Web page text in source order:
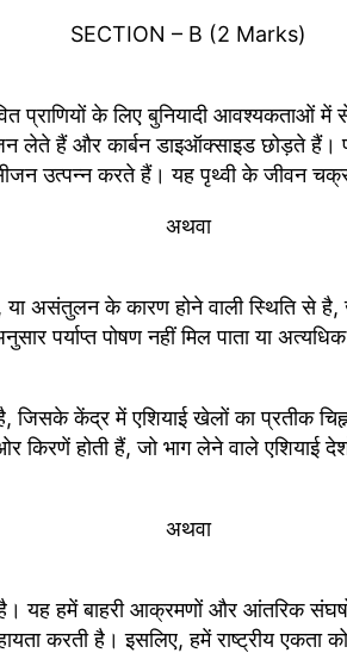
SECTION – B (2 Marks)
प्राणियों के लिए बुनियादी
लेते हैं और कार्बन डाइऑक्साइड छोड़ते हैं।
उत्पन्न करते हैं। यह पृथ्वी के जीवन चक्र
अथवा
या असंतुलन के कारण होने वाली स्थिति से
पोषण नहीं मिल पाता या अत्यधिक
केंद्र में एशियाई खेलों का प्रतीक
किरणें होती हैं, जो भाग लेने वाले एशियाई
अथवा
है। यह हमें बाहरी आक्रमणों और आंतरिक
करती है। इसलिए, हमें राष्ट्रीय